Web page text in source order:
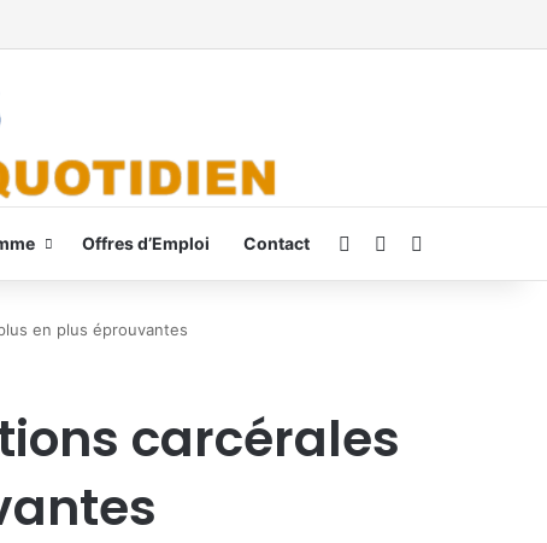
Offres d’Emploi Contact ConnexionSwitch skin
en plus éprouvantes
carcérales